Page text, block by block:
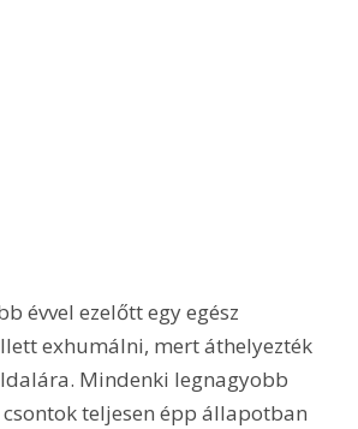
exhumálni, mert áthelyezték
Mindenki legnagyobb
teljesen épp állapotban